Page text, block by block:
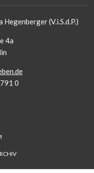
(V.i.S.d.P.)
4a
0